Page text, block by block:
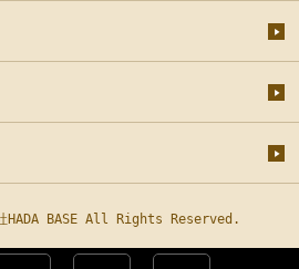
HADA BASE All Rights Reserved.